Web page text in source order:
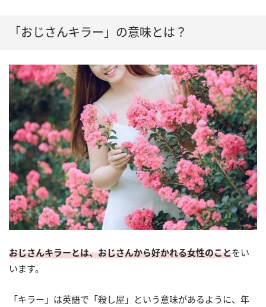
「おじさんキラー」の意味とは？
おじさんキラーとは、おじさんから好かれる女性のことをい
います。
「キラー」は英語で「殺し屋」という意味があるように、年